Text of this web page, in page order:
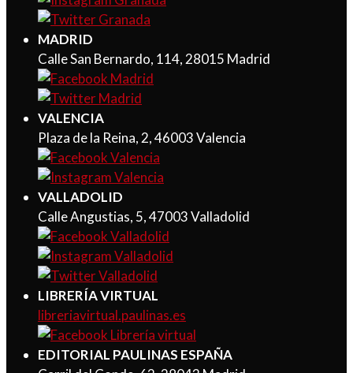
MADRID
Calle San Bernardo, 114, 28015 Madrid
VALENCIA
Plaza de la Reina, 2, 46003 Valencia
VALLADOLID
Calle Angustias, 5, 47003 Valladolid
LIBRERÍA VIRTUAL
libreriavirtual.paulinas.es
EDITORIAL PAULINAS ESPAÑA